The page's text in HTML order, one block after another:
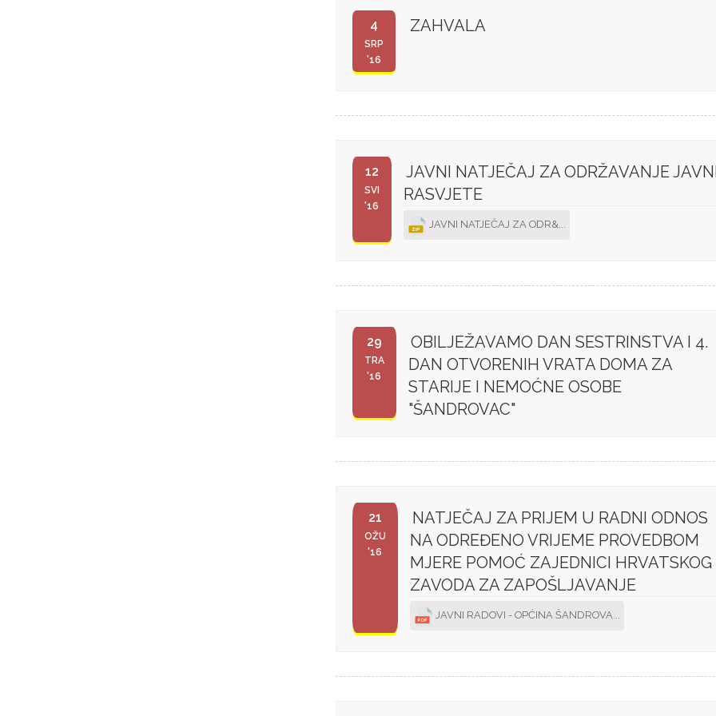
4
SRP
'16
ZAHVALA
12
SVI
'16
JAVNI NATJEČAJ ZA ODRŽAVANJE
RASVJETE
JAVNI NATJEČAJ ZA ODR&...
29
TRA
'16
OBILJEŽAVAMO DAN SESTRINSTVA I 4.
DAN OTVORENIH VRATA DOMA ZA
STARIJE I NEMOĆNE OSOBE
"ŠANDROVAC"
21
OŽU
'16
NATJEČAJ ZA PRIJEM U RADNI ODNOS
NA ODREĐENO VRIJEME PROVEDBOM
MJERE POMOĆ ZAJEDNICI HRVATSKOG
ZAVODA ZA ZAPOŠLJAVANJE
JAVNI RADOVI - OPĆINA ŠANDROVA...